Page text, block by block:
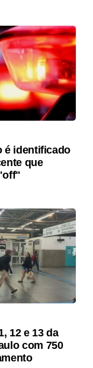
é identificado
que
12 e 13 da
com 750